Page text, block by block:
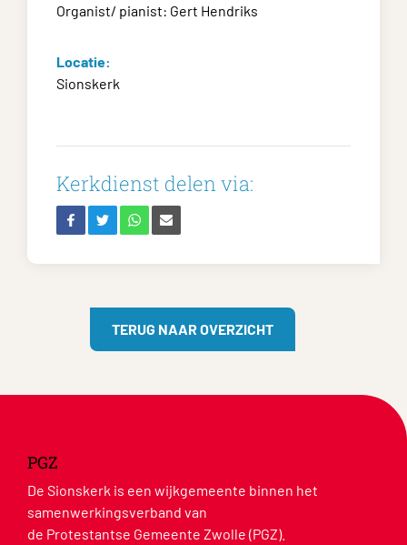
Organist/ pianist: Gert Hendriks
Locatie:
Sionskerk
Kerkdienst delen via:
TERUG NAAR OVERZICHT
PGZ
De Sionskerk is een wijkgemeente binnen het
samenwerkingsverband van
de Protestantse Gemeente Zwolle (PGZ).